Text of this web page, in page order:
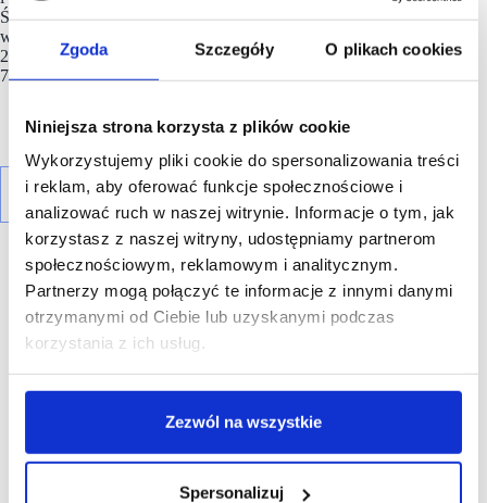
Zgoda Szczegóły O plikach cookies
Niniejsza strona korzysta z plików cookie
Wykorzystujemy pliki cookie do spersonalizowania treści
i reklam, aby oferować funkcje społecznościowe i
analizować ruch w naszej witrynie. Informacje o tym, jak
korzystasz z naszej witryny, udostępniamy partnerom
społecznościowym, reklamowym i analitycznym.
Partnerzy mogą połączyć te informacje z innymi danymi
otrzymanymi od Ciebie lub uzyskanymi podczas
korzystania z ich usług.
Zezwól na wszystkie
Spersonalizuj
Średnioroczny wzrost wartości sprzedaży biżuterii i zegarków
w ostatnich latach wyniósł około 4,6%, a prognozy na lata
2024–2029 przewidują przyspieszenie tego wzrostu do ok.
7,5% rocznie.
R E K L A M A